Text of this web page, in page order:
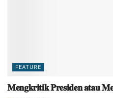
FEATURE
𝐌𝐞𝐧𝐠𝐤𝐫𝐢𝐭𝐢𝐤 𝐏𝐫𝐞𝐬𝐢𝐝𝐞𝐧 𝐚𝐭𝐚𝐮